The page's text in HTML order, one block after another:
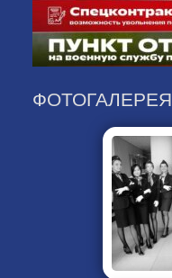
ФОТОГАЛЕРЕЯ